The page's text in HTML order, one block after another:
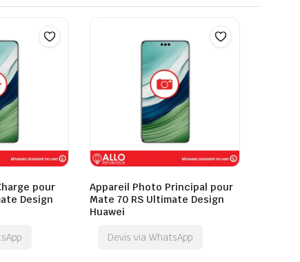
pour
Design
Appareil Photo Principal pour
Mate 70 RS Ultimate Design
Huawei
Devis via WhatsApp